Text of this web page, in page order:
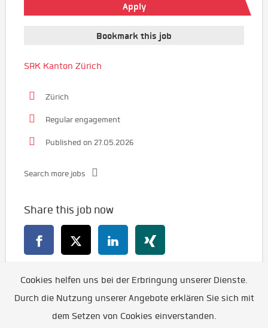
Apply
Bookmark this job
SRK Kanton Zürich
Zürich
Regular engagement
Published on 27.05.2026
Search more jobs
Share this job now
Go back
Cookies helfen uns bei der Erbringung unserer Dienste.
Durch die Nutzung unserer Angebote erklären Sie sich mit
dem Setzen von Cookies einverstanden.